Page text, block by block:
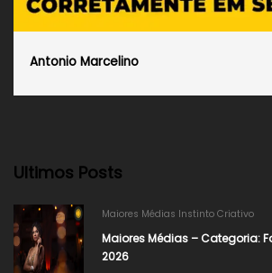
Antonio Marcelino
Ultimos Posts
Maiores Médias Instinto Criativo
Maiores Médias – Categoria:
2026​